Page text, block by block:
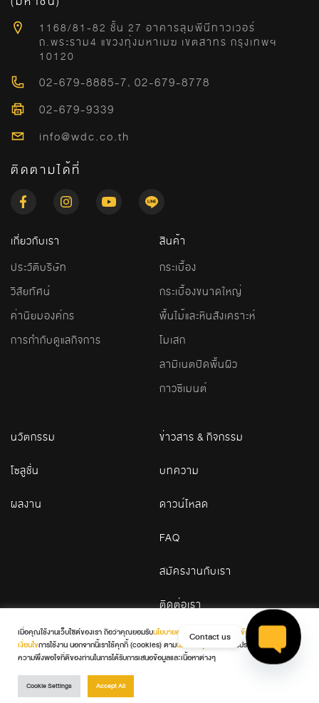
1168/81-82 ชั้น 27 อาคารลุมพีนีทาวเวอร์
ถ.พระราม4 แขวงทุ่งมหาเมฆ เขตสาทร กรุงเทพฯ
10120
02-679-8885-7, 02-679-8778
02-679-9339
info@wdc.co.th
ติดตามได้ที่
เกี่ยวกับเรา
ประวัติบริษัท
วิสัยทัศน์
ค่านิยมองค์กร
การกำกับดูแลกิจการ
สินค้า
กระเบื้อง
กระเบื้องขนาดใหญ่
พื้นไม้และหินสังเคราะห์
โมเสก
ลามิเนตปิดพื้นผิว
กาวซีเมนต์
นวัตกรรม
โซลูชั่น
ผลงาน
ข่าวสาร & กิจกรรม
บทความ
ดาวน์โหลด
FAQ
สมัครงานกับเรา
ติดต่อเรา
© 2026 WDC. All Rights Reserved
เมื่อคุณใช้งานเว็บไซต์ของเรา ถือว่าคุณยอมรับนโยบายความเป็นส่วนตัว
ข้อกำหนดและ
เงื่อนไขการใช้งาน นอกจากนี้เราใช้คุกกี้ (cookies) ตามนโยบายคุกกี้
เพื่อเพิ่มประสบการณ์และ
ความพึงพอใจที่ดีของท่านในการได้รับการเสนอข้อมูลและเนื้อหาต่างๆ
Cookie Settings Accept All
Contact us